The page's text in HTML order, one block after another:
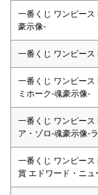
一番くじ ワンピース
豪示像‐
一番くじ ワンピース
一番くじ ワンピース
ミホーク‐魂豪示像‐
一番くじ ワンピース
ア・ゾロ‐魂豪示像‐
一番くじ ワンピー
賞 エドワード・ニ